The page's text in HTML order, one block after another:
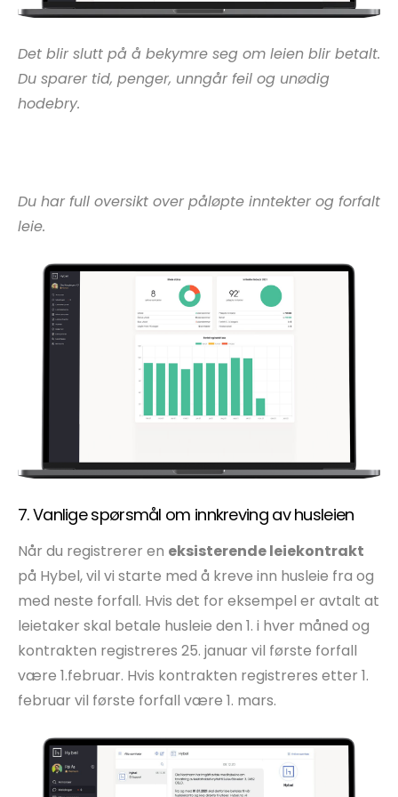
Det blir slutt på å bekymre seg om leien blir betalt.
Du sparer tid, penger, unngår feil og unødig
hodebry.
Du har full oversikt over påløpte inntekter og forfalt
leie.
7. Vanlige spørsmål om innkreving av husleien
Når du registrerer en eksisterende leiekontrakt
på Hybel, vil vi starte med å kreve inn husleie fra og
med neste forfall. Hvis det for eksempel er avtalt at
leietaker skal betale husleie den 1. i hver måned og
kontrakten registreres 25. januar vil første forfall
være 1.februar. Hvis kontrakten registreres etter 1.
februar vil første forfall være 1. mars.